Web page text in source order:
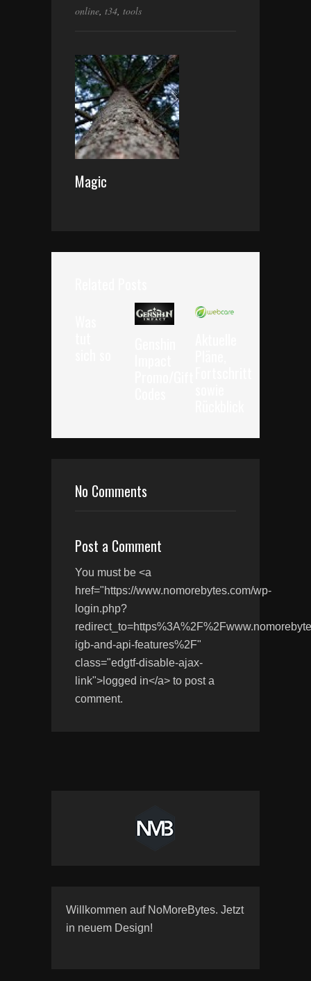
online, t34, tools
Magic
No Comments
Post a Comment
You must be <a
href="https://www.nomorebytes.com/wp-
login.php?
igb-and-api-features%2F"
class="edgtf-disable-ajax-
link">logged in</a> to post a
comment.
Willkommen auf NoMoreBytes. Jetzt
in neuem Design!